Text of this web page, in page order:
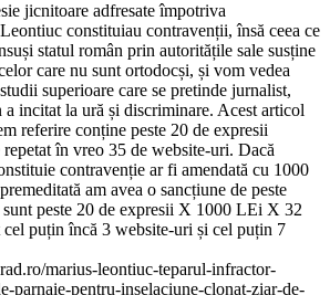
jicnitoare adfresate împotriva
constituiau contravenții, însă ceea ce
statul român prin autoritățile sale susține
care nu sunt ortodocși, și vom vedea
superioare care se pretinde jurnalist,
incitat la ură și discriminare. Acest articol
referire conține peste 20 de expresii
în vreo 35 de website-uri. Dacă
contravenție ar fi amendată cu 1000
am avea o sancțiune de peste
peste 20 de expresii X 1000 LEi X 32
puțin încă 3 website-uri și cel puțin 7
marius-leontiuc-teparul-infractor-
parnaie-pentru-inselaciune-clonat-ziar-de-